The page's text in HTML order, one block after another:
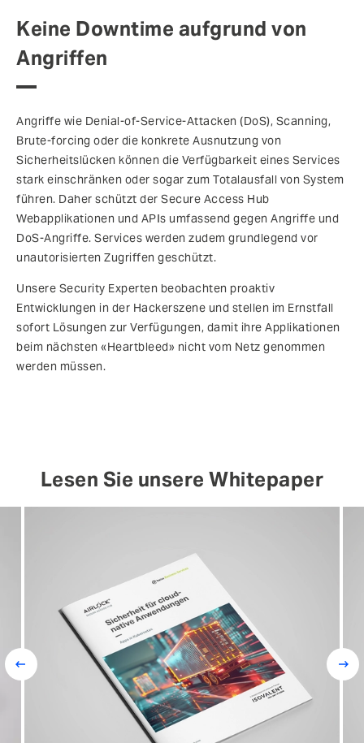
Keine Downtime aufgrund von
Angriffen
Angriffe wie Denial-of-Service-Attacken (DoS), Scanning,
Brute-forcing oder die konkrete Ausnutzung von
Sicherheitslücken können die Verfügbarkeit eines Services
stark einschränken oder sogar zum Totalausfall von System
führen. Daher schützt der Secure Access Hub
Webapplikationen und APIs umfassend gegen Angriffe und
DoS-Angriffe. Services werden zudem grundlegend vor
unautorisierten Zugriffen geschützt.
Unsere Security Experten beobachten proaktiv
Entwicklungen in der Hackerszene und stellen im Ernstfall
sofort Lösungen zur Verfügungen, damit ihre Applikationen
beim nächsten «Heartbleed» nicht vom Netz genommen
werden müssen.
Lesen Sie unsere Whitepaper
Prev Next